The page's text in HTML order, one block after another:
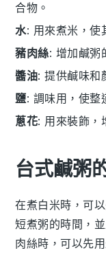
合物。
水: 用來煮米，使
豬肉絲: 增加鹹粥
醬油: 提供鹹味和
鹽: 調味用，使整
蔥花: 用來裝飾，
台式鹹粥
在煮白米時，可
短煮粥的時間，
肉絲時，可以先